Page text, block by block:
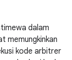
dalam
memungkinkan
kode arbitrer